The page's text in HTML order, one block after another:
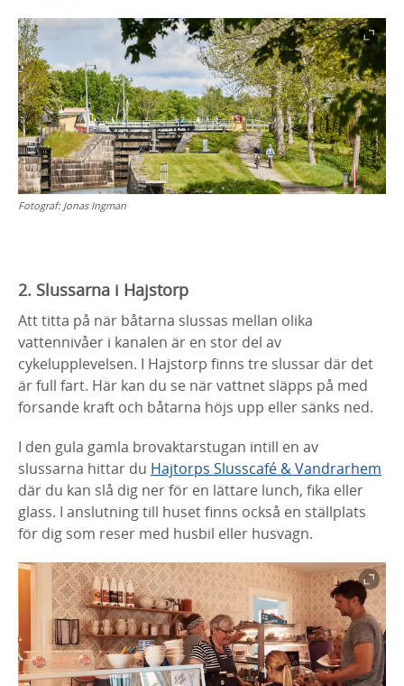
Fotograf: Jonas Ingman
2. Slussarna i Hajstorp
Att titta på när båtarna slussas mellan olika
vattennivåer i kanalen är en stor del av
cykelupplevelsen. I Hajstorp finns tre slussar där det
är full fart. Här kan du se när vattnet släpps på med
forsande kraft och båtarna höjs upp eller sänks ned.
I den gula gamla brovaktarstugan intill en av
slussarna hittar du Hajtorps Slusscafé & Vandrarhem
där du kan slå dig ner för en lättare lunch, fika eller
glass. I anslutning till huset finns också en ställplats
för dig som reser med husbil eller husvagn.